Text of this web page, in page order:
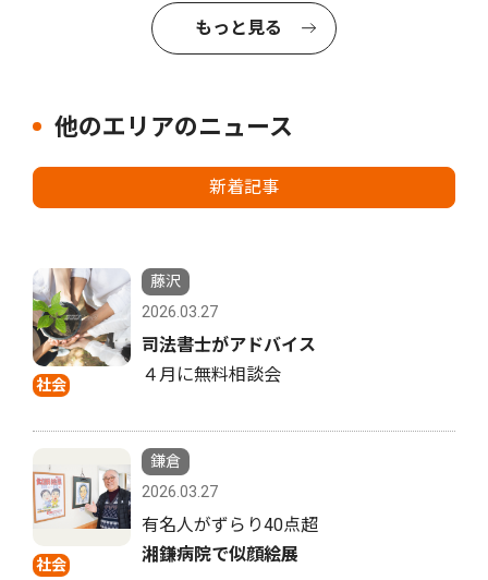
もっと見る
他のエリアのニュース
新着記事
社会
藤沢
2026.03.27
司法書士がアドバイス
４月に無料相談会
社会
鎌倉
2026.03.27
有名人がずらり40点超
湘鎌病院で似顔絵展